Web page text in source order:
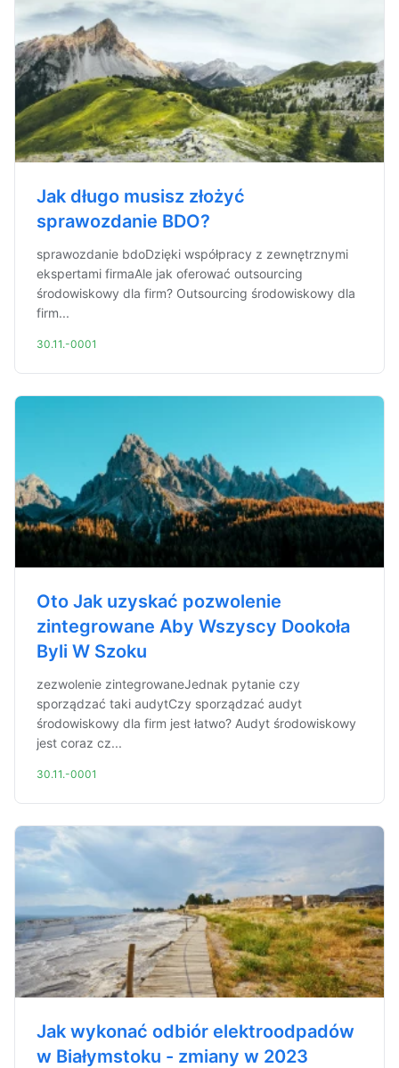
Jak długo musisz złożyć
sprawozdanie BDO?
sprawozdanie bdoDzięki współpracy z zewnętrznymi
ekspertami firmaAle jak oferować outsourcing
środowiskowy dla firm? Outsourcing środowiskowy dla
firm...
30.11.-0001
Oto Jak uzyskać pozwolenie
zintegrowane Aby Wszyscy Dookoła
Byli W Szoku
zezwolenie zintegrowaneJednak pytanie czy
sporządzać taki audytCzy sporządzać audyt
środowiskowy dla firm jest łatwo? Audyt środowiskowy
jest coraz cz...
30.11.-0001
Jak wykonać odbiór elektroodpadów
w Białymstoku - zmiany w 2023